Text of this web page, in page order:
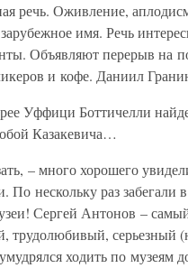
речь. Оживление,
имя. Речь
Объявляют перерыв на
и кофе. Даниил
Уффици Боттичелли
Казакевича…
– много хорошего
По нескольку раз забегали
Сергей Антонов –
трудолюбивый, серьезный
ходить по музеям